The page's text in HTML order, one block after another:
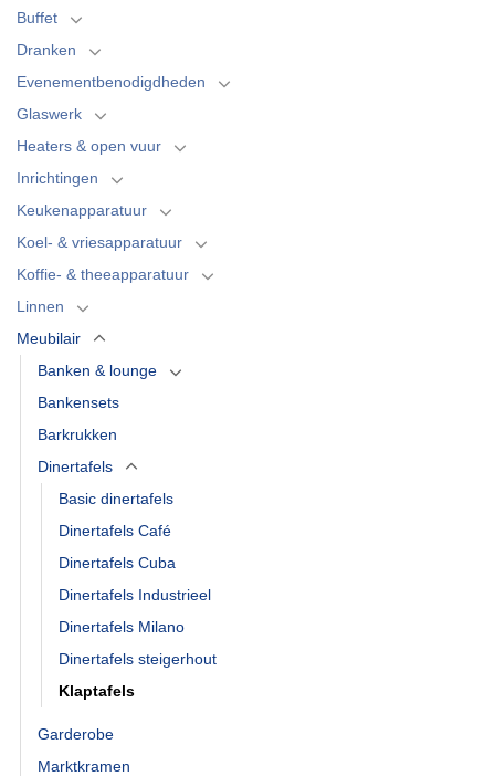
Buffet
Dranken
Evenementbenodigdheden
Glaswerk
Heaters & open vuur
Inrichtingen
Keukenapparatuur
Koel- & vriesapparatuur
Koffie- & theeapparatuur
Linnen
Meubilair
Banken & lounge
Bankensets
Barkrukken
Dinertafels
Basic dinertafels
Dinertafels Café
Dinertafels Cuba
Dinertafels Industrieel
Dinertafels Milano
Dinertafels steigerhout
Klaptafels
Garderobe
Marktkramen